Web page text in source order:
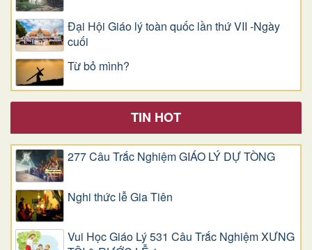
Đại Hội Giáo lý toàn quốc lần thứ VII -Ngày
cuối
Từ bỏ mình?
TIN HOT
277 Câu Trắc Nghiệm GIÁO LÝ DỰ TÒNG
Nghi thức lễ Gia Tiên
Vui Học Giáo Lý 531 Câu Trắc Nghiệm XƯNG